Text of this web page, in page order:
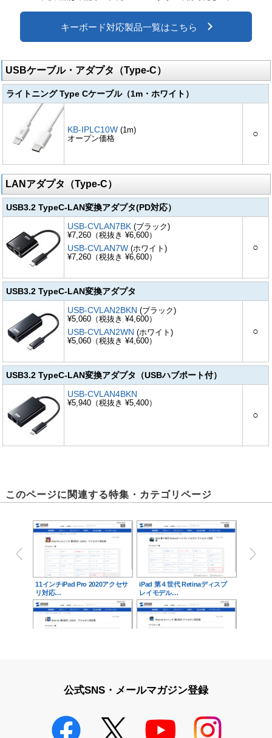
キーボード対応製品一覧はこちら
USBケーブル・アダプタ（Type-C）
ライトニング Type Cケーブル（1m・ホワイト）
KB-IPLC10W (1m)
オープン価格
○
LANアダプタ（Type-C）
USB3.2 TypeC-LAN変換アダプタ(PD対応）
USB-CVLAN7BK (ブラック)
¥7,260（税抜き ¥6,600）
USB-CVLAN7W (ホワイト)
¥7,260（税抜き ¥6,600）
○
USB3.2 TypeC-LAN変換アダプタ
USB-CVLAN2BKN (ブラック)
¥5,060（税抜き ¥4,600）
USB-CVLAN2WN (ホワイト)
¥5,060（税抜き ¥4,600）
○
USB3.2 TypeC-LAN変換アダプタ（USBハブポート付）
USB-CVLAN4BKN
¥5,940（税抜き ¥5,400）
○
このページに関連する特集・カテゴリページ
11インチiPad Pro 2020アクセサ
リ対応…
iPad 第４世代 Retinaディスプ
レイモデル…
公式SNS・メールマガジン登録